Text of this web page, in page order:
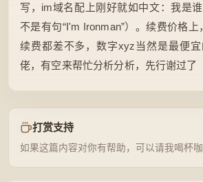
写，im域名配上刚好就如中文：我是
不是有句“I'm Ironman”）。续费价格
续费都差不多，数字xyz当然是最便
佬，有空来帮忙分析分析，先行谢过了
打赏支持
如果这篇内容对你有帮助，可以请我喝杯